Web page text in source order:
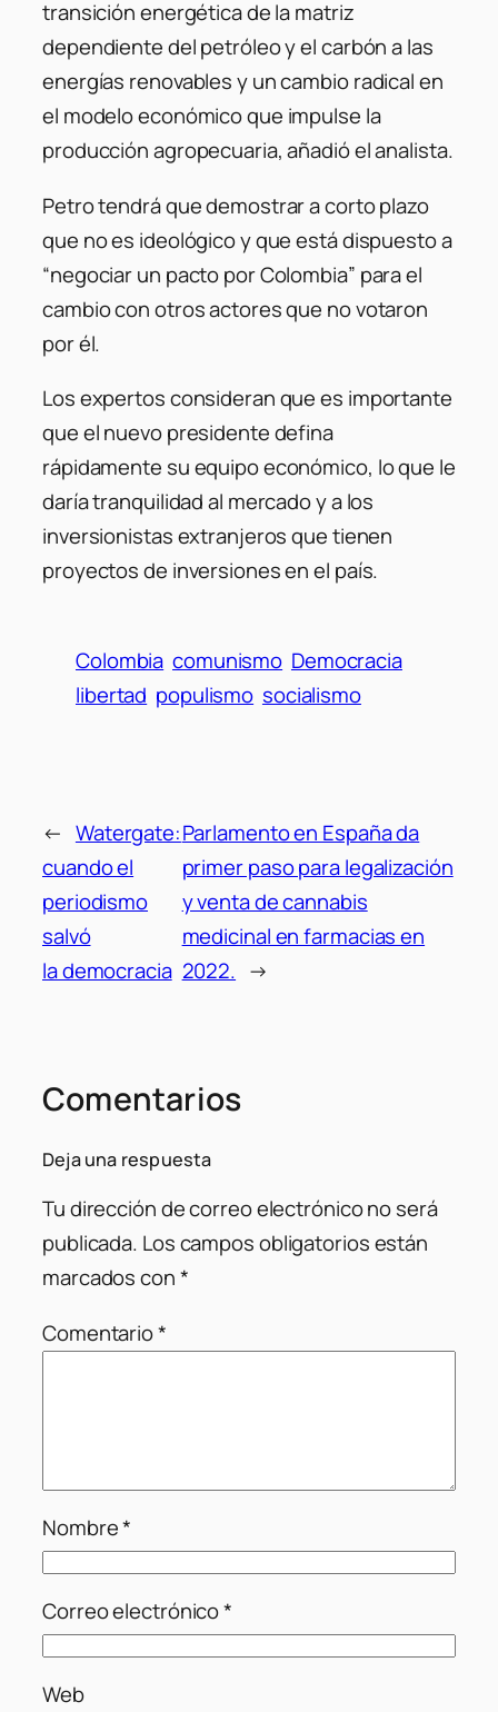
transición energética de la matriz
dependiente del petróleo y el carbón a las
energías renovables y un cambio radical en
el modelo económico que impulse la
producción agropecuaria, añadió el analista.
Petro tendrá que demostrar a corto plazo
que no es ideológico y que está dispuesto a
“negociar un pacto por Colombia” para el
cambio con otros actores que no votaron
por él.
Los expertos consideran que es importante
que el nuevo presidente defina
rápidamente su equipo económico, lo que le
daría tranquilidad al mercado y a los
inversionistas extranjeros que tienen
proyectos de inversiones en el país.
Colombia comunismo Democracia
libertad populismo socialismo
← Watergate:
cuando el
periodismo
salvó
la democracia
Parlamento en España da
primer paso para legalización
y venta de cannabis
medicinal en farmacias en
2022. →
Comentarios
Deja una respuesta
Tu dirección de correo electrónico no será
publicada. Los campos obligatorios están
marcados con*
Comentario*
Nombre*
Correo electrónico*
Web